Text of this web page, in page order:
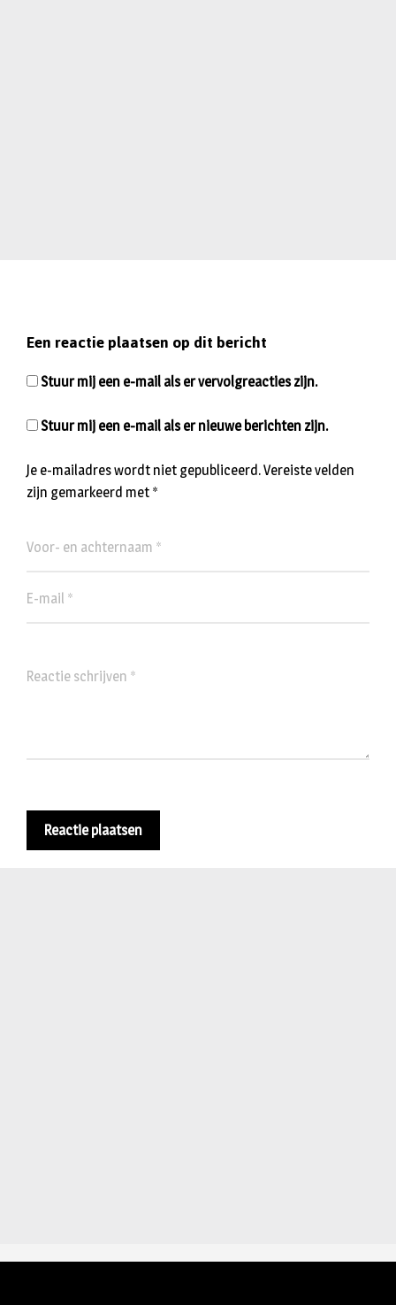
Een reactie plaatsen op dit bericht
Je e-mailadres wordt niet gepubliceerd.Vereiste velden
zijn gemarkeerd met *
Stuur mij een e-mail als er vervolgreacties zijn.
Stuur mij een e-mail als er nieuwe berichten zijn.